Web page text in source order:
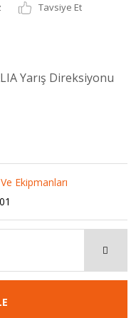
Tavsiye Et
Yarış Direksiyonu
Ekipmanları